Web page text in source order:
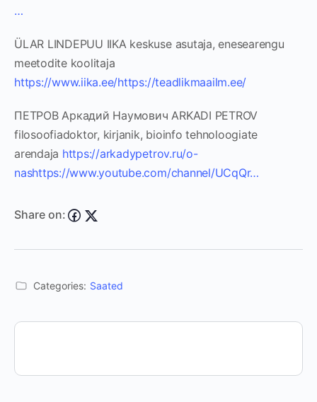
…
ÜLAR LINDEPUU IIKA keskuse asutaja, enesearengu
meetodite koolitaja
https://www.iika.ee/https://teadlikmaailm.ee/
ПЕТРОВ Аркадий Наумович ARKADI PETROV
filosoofiadoktor, kirjanik, bioinfo tehnoloogiate
arendaja https://arkadypetrov.ru/o-
nashttps://www.youtube.com/channel/UCqQr…
Share on:
Categories: Saated